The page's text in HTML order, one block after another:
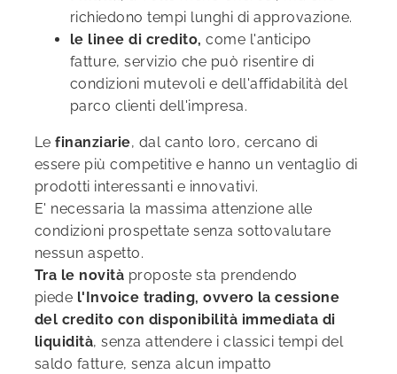
richiedono tempi lunghi di approvazione.
le linee di credito, come l'anticipo
fatture, servizio che può risentire di
condizioni mutevoli e dell'affidabilità del
parco clienti dell'impresa.
Lefinanziarie, dal canto loro, cercano di
essere più competitive e hanno un ventaglio di
prodotti interessanti e innovativi.
E' necessaria la massima attenzione alle
condizioni prospettate senza sottovalutare
nessun aspetto.
Tra le novità proposte sta prendendo
piede l' Invoice trading, ovvero la cessione
del credito con disponibilità immediata di
liquidità, senza attendere i classici tempi del
saldo fatture, senza alcun impatto